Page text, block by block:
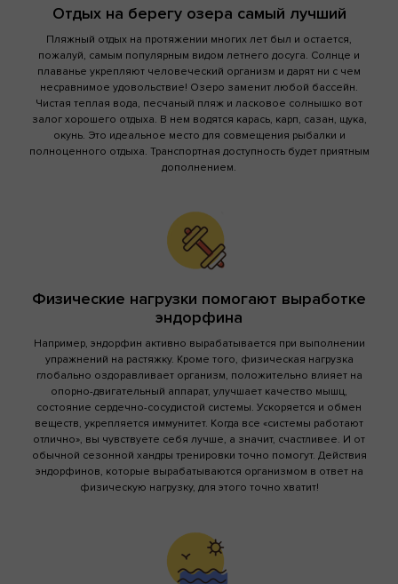
Отдых на берегу озера самый лучший
Пляжный отдых на протяжении многих лет был и остается,
пожалуй, самым популярным видом летнего досуга. Солнце и
плаванье укрепляют человеческий организм и дарят ни с чем
несравнимое удовольствие! Озеро заменит любой бассейн.
Чистая теплая вода, песчаный пляж и ласковое солнышко вот
залог хорошего отдыха. В нем водятся карась, карп, сазан, щука,
окунь. Это идеальное место для совмещения рыбалки и
полноценного отдыха. Транспортная доступность будет приятным
дополнением.
Физические нагрузки помогают выработке
эндорфина
Например, эндорфин активно вырабатывается при выполнении
упражнений на растяжку. Кроме того, физическая нагрузка
глобально оздоравливает организм, положительно влияет на
опорно-двигательный аппарат, улучшает качество мышц,
состояние сердечно-сосудистой системы. Ускоряется и обмен
веществ, укрепляется иммунитет. Когда все «системы работают
отлично», вы чувствуете себя лучше, а значит, счастливее. И от
обычной сезонной хандры тренировки точно помогут. Действия
эндорфинов, которые вырабатываются организмом в ответ на
физическую нагрузку, для этого точно хватит!